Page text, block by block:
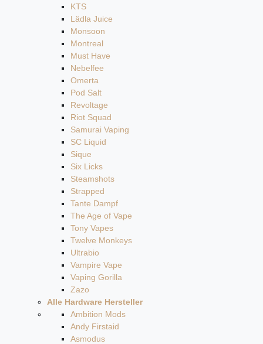
KTS
Lädla Juice
Monsoon
Montreal
Must Have
Nebelfee
Omerta
Pod Salt
Revoltage
Riot Squad
Samurai Vaping
SC Liquid
Sique
Six Licks
Steamshots
Strapped
Tante Dampf
The Age of Vape
Tony Vapes
Twelve Monkeys
Ultrabio
Vampire Vape
Vaping Gorilla
Zazo
Alle Hardware Hersteller
Ambition Mods
Andy Firstaid
Asmodus